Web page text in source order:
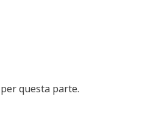
questa parte.